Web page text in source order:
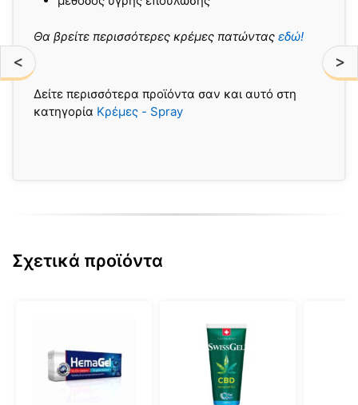
< >
Θα βρείτε περισσότερες κρέμες πατώντας εδώ!
Δείτε περισσότερα προϊόντα σαν και αυτό στη
κατηγορία Κρέμες - Spray
Σχετικά προϊόντα